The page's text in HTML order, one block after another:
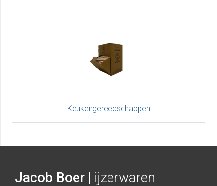
Keukengereedschappen
Jacob Boer | ijzerwaren